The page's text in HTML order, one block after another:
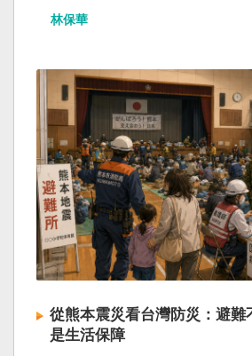
林保華
從熊本震災看台灣防災：避難
是生活保障